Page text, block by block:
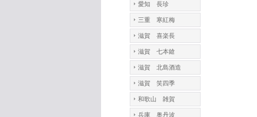
愛知 長珍
三重 寒紅梅
滋賀 喜楽長
滋賀 七本鎗
滋賀 北島酒造
滋賀 笑四季
和歌山 雑賀
兵庫 奥丹波